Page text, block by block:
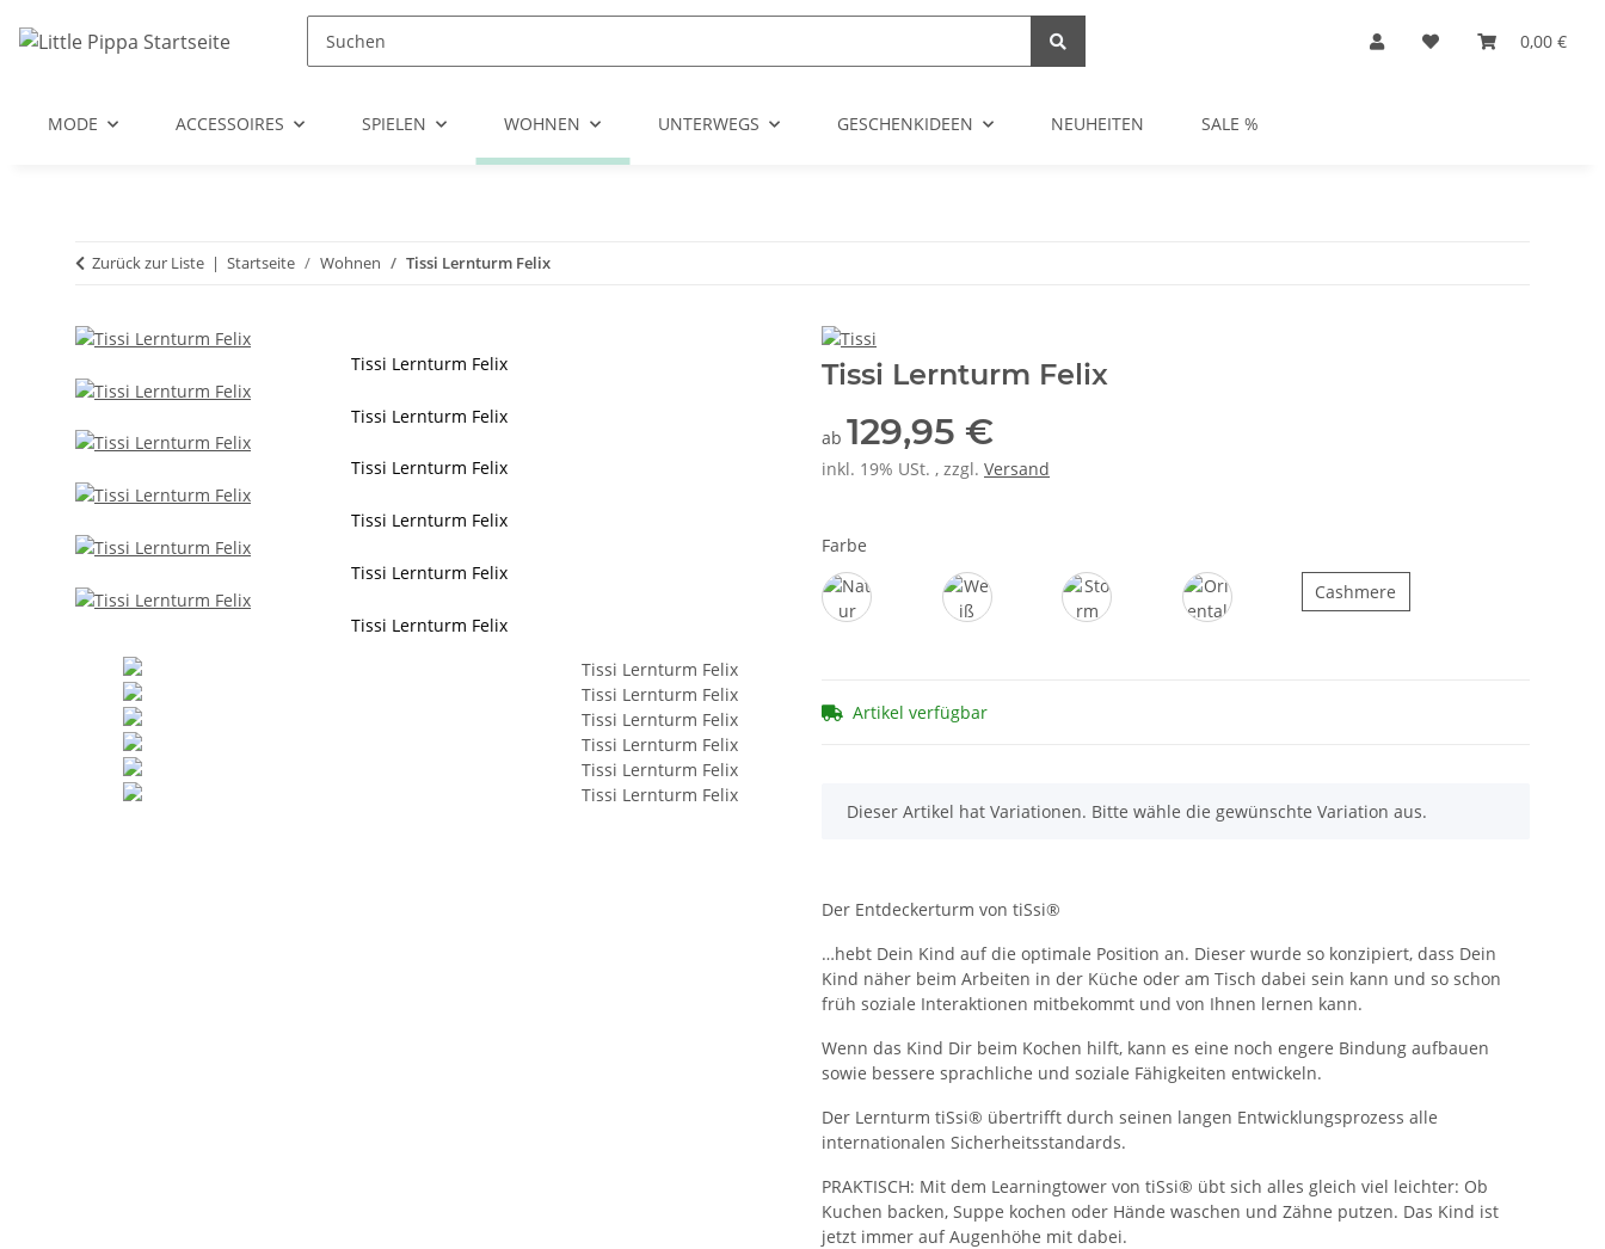
0,00 €
MODE ACCESSOIRES SPIELEN WOHNEN UNTERWEGS GESCHENKIDEEN NEUHEITEN SALE %
Zurück zur Liste Startseite Wohnen Tissi Lernturm Felix
Tissi Lernturm Felix
Tissi Lernturm Felix
Tissi Lernturm Felix
Tissi Lernturm Felix
Tissi Lernturm Felix
Tissi Lernturm Felix
Tissi Lernturm Felix
ab 129,95 €
inkl. 19% USt. , zzgl. Versand
Farbe
Cashmere
Artikel verfügbar
x
Dieser Artikel hat Variationen. Bitte wähle die gewünschte Variation aus.
Der Entdeckerturm von tiSsi®
…hebt Dein Kind auf die optimale Position an. Dieser wurde so konzipiert, dass Dein
Kind näher beim Arbeiten in der Küche oder am Tisch dabei sein kann und so schon
früh soziale Interaktionen mitbekommt und von Ihnen lernen kann.
Wenn das Kind Dir beim Kochen hilft, kann es eine noch engere Bindung aufbauen
sowie bessere sprachliche und soziale Fähigkeiten entwickeln.
Der Lernturm tiSsi® übertrifft durch seinen langen Entwicklungsprozess alle
internationalen Sicherheitsstandards.
PRAKTISCH: Mit dem Learningtower von tiSsi® übt sich alles gleich viel leichter: Ob
Kuchen backen, Suppe kochen oder Hände waschen und Zähne putzen. Das Kind ist
jetzt immer auf Augenhöhe mit dabei.